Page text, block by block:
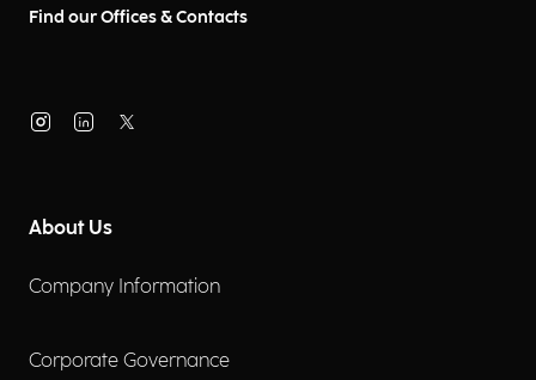
Engineering.
Find our Offices & Contacts
About Us
Company Information
Corporate Governance